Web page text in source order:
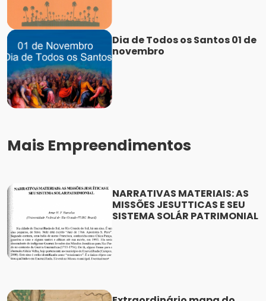
Dia de Todos os Santos 01 de
novembro
Mais Empreendimentos
NARRATIVAS MATERIAIS: AS
MISSÕES JESUTTICAS E SEU
SISTEMA SOLÁR PATRIMONIAL